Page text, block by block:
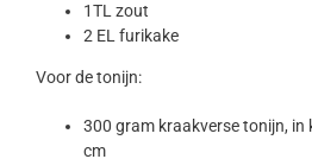
1TL zout
2 EL furikake
Voor de tonijn:
300 gram kraakverse tonijn, in
cm